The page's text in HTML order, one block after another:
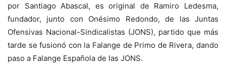
por Santiago Abascal, es original de Ramiro Ledesma,
fundador, junto con Onésimo Redondo, de las Juntas
Ofensivas Nacional-Sindicalistas (JONS), partido que más
tarde se fusionó con la Falange de Primo de Rivera, dando
paso a Falange Española de las JONS.